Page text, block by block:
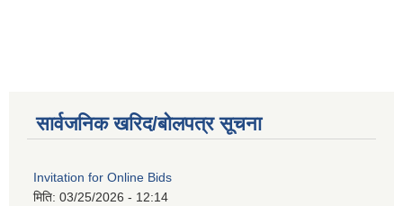
सार्वजनिक खरिद/बोलपत्र सूचना
Invitation for Online Bids
मिति: 03/25/2026 - 12:14